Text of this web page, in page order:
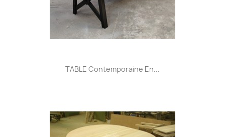
TABLE Contemporaine En...